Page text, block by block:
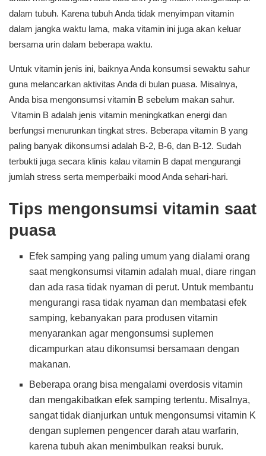
dalam tubuh. Karena tubuh Anda tidak menyimpan vitamin
dalam jangka waktu lama, maka vitamin ini juga akan keluar
bersama urin dalam beberapa waktu.
Untuk vitamin jenis ini, baiknya Anda konsumsi sewaktu sahur
guna melancarkan aktivitas Anda di bulan puasa. Misalnya,
Anda bisa mengonsumsi vitamin B sebelum makan sahur.
Vitamin B adalah jenis vitamin meningkatkan energi dan
berfungsi menurunkan tingkat stres. Beberapa vitamin B yang
paling banyak dikonsumsi adalah B-2, B-6, dan B-12. Sudah
terbukti juga secara klinis kalau vitamin B dapat mengurangi
jumlah stress serta memperbaiki mood Anda sehari-hari.
Tips mengonsumsi vitamin saat
puasa
Efek samping yang paling umum yang dialami orang
saat mengkonsumsi vitamin adalah mual, diare ringan
dan ada rasa tidak nyaman di perut. Untuk membantu
mengurangi rasa tidak nyaman dan membatasi efek
samping, kebanyakan para produsen vitamin
menyarankan agar mengonsumsi suplemen
dicampurkan atau dikonsumsi bersamaan dengan
makanan.
Beberapa orang bisa mengalami overdosis vitamin
dan mengakibatkan efek samping tertentu. Misalnya,
sangat tidak dianjurkan untuk mengonsumsi vitamin K
dengan suplemen pengencer darah atau warfarin,
karena tubuh akan menimbulkan reaksi buruk.